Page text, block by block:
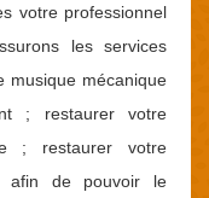
votre professionnel
les services
musique mécanique
; restaurer votre
; restaurer votre
afin de pouvoir le